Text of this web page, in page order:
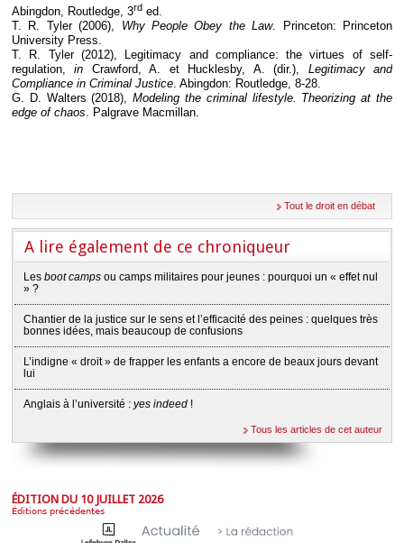
Abingdon, Routledge, 3rd ed.
T. R. Tyler (2006), Why People Obey the Law. Princeton: Princeton
University Press.
T. R. Tyler (2012), Legitimacy and compliance: the virtues of self-
regulation,in Crawford, A. et Hucklesby, A. (dir.), Legitimacy and
Compliance in Criminal Justice. Abingdon: Routledge, 8-28.
G. D. Walters (2018),Modeling the criminal lifestyle. Theorizing at the
edge of chaos. Palgrave Macmillan.
Tout le droit en débat
A lire également de ce chroniqueur
Les boot camps ou camps militaires pour jeunes : pourquoi un « effet nul
» ?
Chantier de la justice sur le sens et l’efficacité des peines : quelques très
bonnes idées, mais beaucoup de confusions
L’indigne « droit » de frapper les enfants a encore de beaux jours devant
lui
Anglais à l’université : yes indeed !
Tous les articles de cet auteur
ÉDITION DU 10 JUILLET 2026
Éditions précédentes